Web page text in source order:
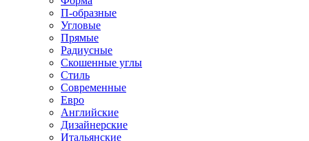
П-образные
Угловые
Прямые
Радиусные
Скошенные углы
Стиль
Современные
Евро
Английские
Дизайнерские
Итальянские